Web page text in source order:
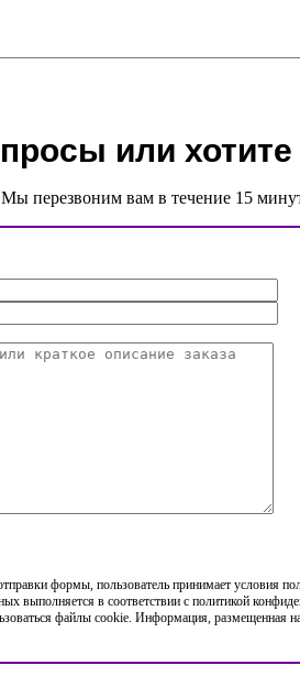
или хотите
Мы перезвоним вам в течение 15
формы, пользователь принимает условия
выполняется в соответствии с политикой
файлы cookie. Информация, размещенная